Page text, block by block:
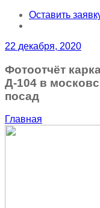
Оставить
22 декабря, 2020
Фотоотчёт
Д-104 в
посад
Главная